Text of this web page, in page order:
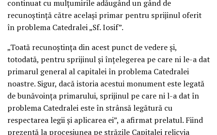
continuat cu mulţumirile adăugând un gând de
recunoştinţă către acelaşi primar pentru sprijinul oferit
în problema Catedralei „Sf. Iosif”.
„Toată recunoştinţa din acest punct de vedere şi,
totodată, pentru sprijinul şi înţelegerea pe care ni le-a dat
primarul general al capitalei în problema Catedralei
noastre. Sigur, dacă istoria acestui monument este legată
de bunăvoinţa primarului, sprijinul pe care ni l-a dat în
problema Catedralei este în strânsă legătură cu
respectarea legii şi aplicarea ei”, a afirmat prelatul. Fiind
prezentă la procesiunea pe străzile Capitalei relicvia